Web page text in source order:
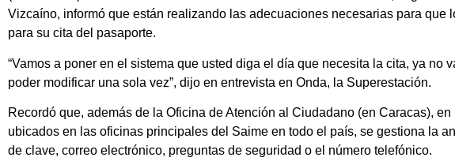
Vizcaíno, informó que están realizando las adecuaciones necesarias para que
para su cita del pasaporte.
“Vamos a poner en el sistema que usted diga el día que necesita la cita, ya no
poder modificar una sola vez”, dijo en entrevista en Onda, la Superestación.
Recordó que, además de la Oficina de Atención al Ciudadano (en Caracas),
ubicados en las oficinas principales del Saime en todo el país, se gestiona la
de clave, correo electrónico, preguntas de seguridad o el número telefónico.